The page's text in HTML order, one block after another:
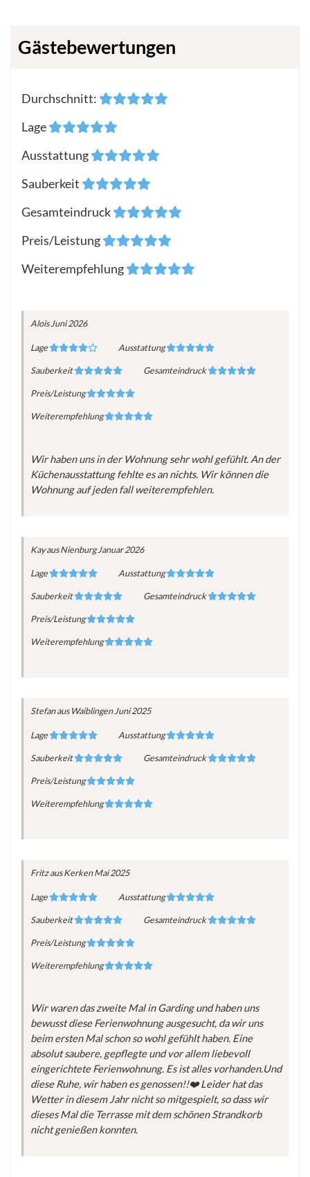
Gästebewertungen
Durchschnitt:
Lage
Ausstattung
Sauberkeit
Gesamteindruck
Preis/Leistung
Weiterempfehlung
AloisJuni 2026
Lage Ausstattung
Sauberkeit Gesamteindruck
Preis/Leistung
Weiterempfehlung
Wir haben uns in der Wohnung sehr wohl gefühlt. An der
Küchenausstattung fehlte es an nichts. Wir können die
Wohnung auf jeden fall weiterempfehlen.
Kayaus Nienburg Januar 2026
Lage Ausstattung
Sauberkeit Gesamteindruck
Preis/Leistung
Weiterempfehlung
Stefanaus WaiblingenJuni 2025
Lage Ausstattung
Sauberkeit Gesamteindruck
Preis/Leistung
Weiterempfehlung
Fritzaus Kerken Mai 2025
Lage Ausstattung
Sauberkeit Gesamteindruck
Preis/Leistung
Weiterempfehlung
Wir waren das zweite Mal in Garding und haben uns
bewusst diese Ferienwohnung ausgesucht, da wir uns
beim ersten Mal schon so wohl gefühlt haben. Eine
absolut saubere, gepflegte und vor allem liebevoll
eingerichtete Ferienwohnung. Es ist alles vorhanden.Und
diese Ruhe, wir haben es genossen!!❤️ Leider hat das
Wetter in diesem Jahr nicht so mitgespielt, so dass wir
dieses Mal die Terrasse mit dem schönen Strandkorb
nicht genießen konnten.